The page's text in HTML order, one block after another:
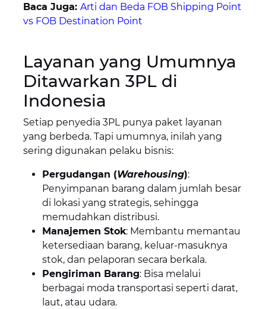
Baca Juga: Arti dan Beda FOB Shipping Point
vs FOB Destination Point
Layanan yang Umumnya
Ditawarkan 3PL di
Indonesia
Setiap penyedia 3PL punya paket layanan
yang berbeda. Tapi umumnya, inilah yang
sering digunakan pelaku bisnis:
Pergudangan (Warehousing):
Penyimpanan barang dalam jumlah besar
di lokasi yang strategis, sehingga
memudahkan distribusi.
Manajemen Stok: Membantu memantau
ketersediaan barang, keluar-masuknya
stok, dan pelaporan secara berkala.
Pengiriman Barang: Bisa melalui
berbagai moda transportasi seperti darat,
laut, atau udara.